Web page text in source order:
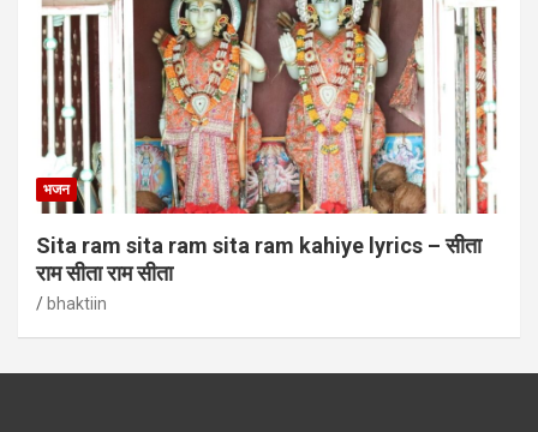
भजन
Sita ram sita ram sita ram kahiye lyrics – सीता
राम सीता राम सीता
bhaktiin